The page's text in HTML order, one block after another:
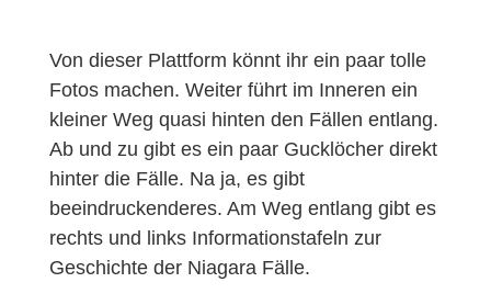
Von dieser Plattform könnt ihr ein paar tolle
Fotos machen. Weiter führt im Inneren ein
kleiner Weg quasi hinten den Fällen entlang.
Ab und zu gibt es ein paar Gucklöcher direkt
hinter die Fälle. Na ja, es gibt
beeindruckenderes. Am Weg entlang gibt es
rechts und links Informationstafeln zur
Geschichte der Niagara Fälle.